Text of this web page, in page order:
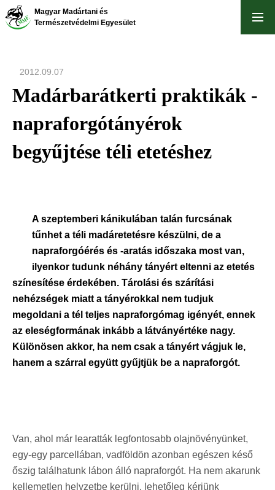
Ugrás
Magyar Madártani és
Természetvédelmi Egyesület
2012.09.07
Madárbarátkerti praktikák -
napraforgótányérok
begyűjtése téli etetéshez
A szeptemberi kánikulában talán furcsának
tűnhet a téli madáretetésre készülni, de a
napraforgóérés és -aratás időszaka most van,
ilyenkor tudunk néhány tányért eltenni az etetés
színesítése érdekében. Tárolási és szárítási
nehézségek miatt a tányérokkal nem tudjuk
megoldani a tél teljes napraforgómag igényét, ennek
az eleségformának inkább a látványértéke nagy.
Különösen akkor, ha nem csak a tányért vágjuk le,
hanem a szárral együtt gyűjtjük be a napraforgót.
Van, ahol már learatták legfontosabb olajnövényünket,
egy-egy parcellában, vadföldön azonban egészen késő
őszig találhatunk lábon álló napraforgót. Ha nem akarunk
kellemetlen helyzetbe kerülni, lehetőleg kérjünk